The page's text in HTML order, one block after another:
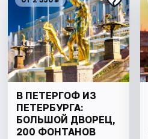
В ПЕТЕРГОФ ИЗ
ПЕТЕРБУРГА:
БОЛЬШОЙ ДВОРЕЦ,
200 ФОНТАНОВ